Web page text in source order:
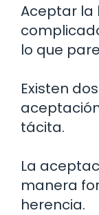
Aceptar la
lo que
Existen
tácita.
La
manera
herencia.